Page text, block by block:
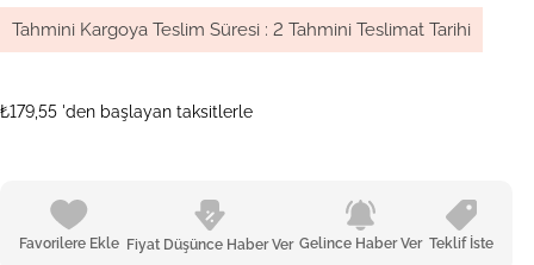
Tahmini Kargoya Teslim Süresi : 2 Tahmini Teslimat Tarihi
₺179,55 'den başlayan taksitlerle
Favorilere Ekle Fiyat Düşünce Haber Ver Gelince Haber Ver Teklif İste